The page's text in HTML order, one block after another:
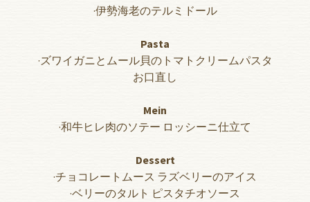
·伊勢海老のテルミドール
Pasta
·ズワイガニとムール貝のトマトクリームパスタ
お口直し
Mein
·和牛ヒレ肉のソテー ロッシーニ仕立て
Dessert
·チョコレートムース ラズベリーのアイス
·ベリーのタルト ピスタチオソース